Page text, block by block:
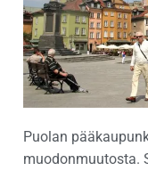
Puolan
muodonmuutosta.